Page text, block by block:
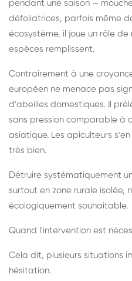
pendant une saison —
défoliatrices, parfois même
écosystème, il joue un rôle
espèces remplissent.
Contrairement à une
européen ne menace pas
d'abeilles domestiques. Il
sans pression comparable à
asiatique. Les apiculteurs
très bien.
Détruire systématiquement
surtout en zone rurale isolée,
écologiquement souhaitable.
Quand l'intervention est
Cela dit, plusieurs situations
hésitation.